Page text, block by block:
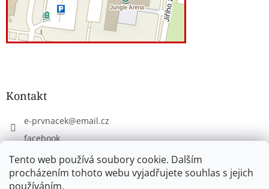
Tento web používá soubory cookie. Dalším
procházením tohoto webu vyjadřujete souhlas s jejich
používáním.
Kontakt
e-prvnacek@email.cz
facebook
eprvnacek